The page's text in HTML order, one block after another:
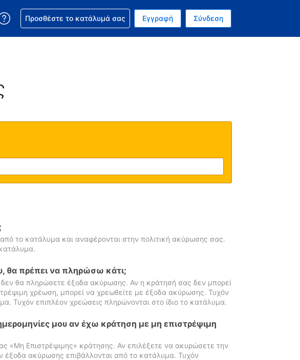
σας. Το τωρινό σας νόμισμα είναι Δολάριο Η.Π.Α.
τη γλώσσα σας. Η τωρινή σας γλώσσα είναι τα Ελληνικά
Βοήθεια για την κράτησή σας
Προσθέστε το κατάλυμά σας Εγγραφή Σύνδεση
το κατάλυμα και αναφέρονται στην πολιτική ακύρωσης σας.
θα πρέπει να πληρώσω κάτι;
θα πληρώσετε έξοδα ακύρωσης. Αν η κράτησή σας δεν μπορεί
χρέωση, μπορεί να χρεωθείτε με έξοδα ακύρωσης. Τυχόν
Τυχόν επιπλέον χρεώσεις πληρώνονται στο ίδιο το κατάλυμα.
μου αν έχω κράτηση με μη επιστρέψιμη
«Μη Επιστρέψιμης» κράτησης. Αν επιλέξετε να ακυρώσετε την
έξοδα ακύρωσης επιβάλλονται από το κατάλυμα. Τυχόν